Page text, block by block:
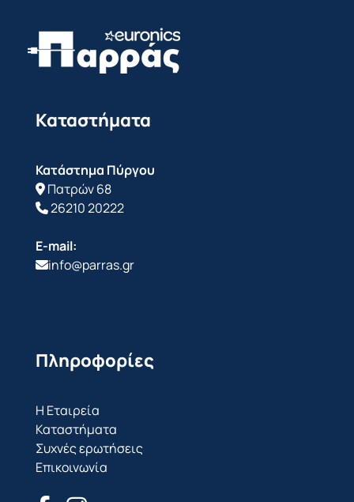
Καταστήματα
Κατάστημα Πύργου
Πατρών 68
26210 20222
E-mail:
info@parras.gr
Πληροφορίες
Η Εταιρεία
Καταστήματα
Συχνές ερωτήσεις
Επικοινωνία